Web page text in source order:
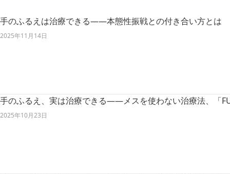
手のふるえは治療できる――本態性振戦との付き合い方とは
2025年11月14日
手のふるえ、実は治療できる――メスを使わない治療法、「
2025年10月23日